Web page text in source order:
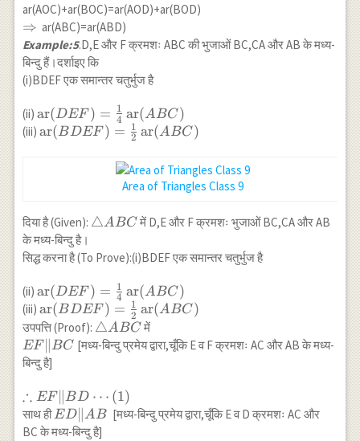
ar(AOC)+ar(BOC)=ar(AOD)+ar(BOD)
\Rightarrow
⇒ ar(ABC)=ar(ABD)
Example:5.D,E और F क्रमशः ABC की भुजाओं BC,CA और AB के मध्य-
बिन्दु हैं।दर्शाइए कि
(i)BDEF एक समान्तर चतुर्भुज है
(ii) \operatorname{ar}
(DEF)=\frac{1}
\operatorname{ar}
ar(DEF ) = 4
1 ar(ABC)
(iii) \operatorname{ar}
\operatorname{ar}
ar(BDEF ) = 2
1 ar(ABC)
Area of Triangles Class 9
दिया है (Given): \triangle
△ABC में D,E और F क्रमशः भुजाओं BC,CA और AB
के मध्य-बिन्दु है।
सिद्ध करना है (To Prove):(i)BDEF एक समान्तर चतुर्भुज है
(ii) \operatorname{ar}
(DEF)=\frac{1}
{4}
\operatorname{ar}
(ABC)
ar(DEF ) = 4
1 ar(ABC)
(iii) \operatorname{ar}
(BDEF)=\frac{1}
{2}
\operatorname{ar}
ar(BDEF ) = 2
1 ar(ABC)
उपपत्ति (Proof): \triangle
ABC
△ABC में
EF\|BC
EF ∥BC [मध्य-बिन्दु प्रमेय द्वारा,चूँकि E व F क्रमशः AC और AB के मध्य-
बिन्दु है]
\therefore
E F \| B
D
∴ EF ∥BD ⋯ (1)
साथ हीED
\|
ED∥AB [मध्य-बिन्दु प्रमेय द्वारा,चूँकि E व D क्रमशः AC और
BC के मध्य-बिन्दु है]